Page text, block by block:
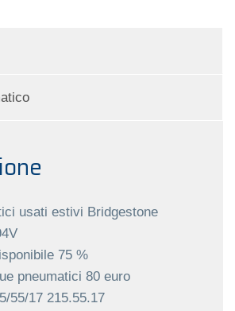
usati estivi Bridgestone
75 %
pneumatici 80 euro
55/17 215.55.17